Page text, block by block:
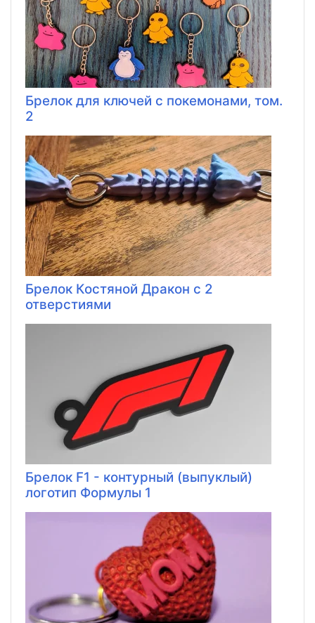
Брелок для ключей с покемонами, том.
2
Брелок Костяной Дракон с 2
отверстиями
Брелок F1 - контурный (выпуклый)
логотип Формулы 1